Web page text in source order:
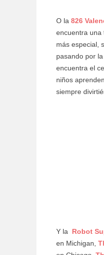
O la 826
encuentra una
más especial,
pasando por
encuentra el
niños
siempre
Y la Robot
en Michigan,